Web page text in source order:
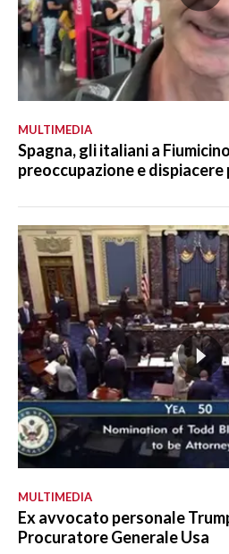
MULTIMEDIA
Spagna, gli italiani a
preoccupazione e
MULTIMEDIA
Ex avvocato personale
Procuratore Generale Usa